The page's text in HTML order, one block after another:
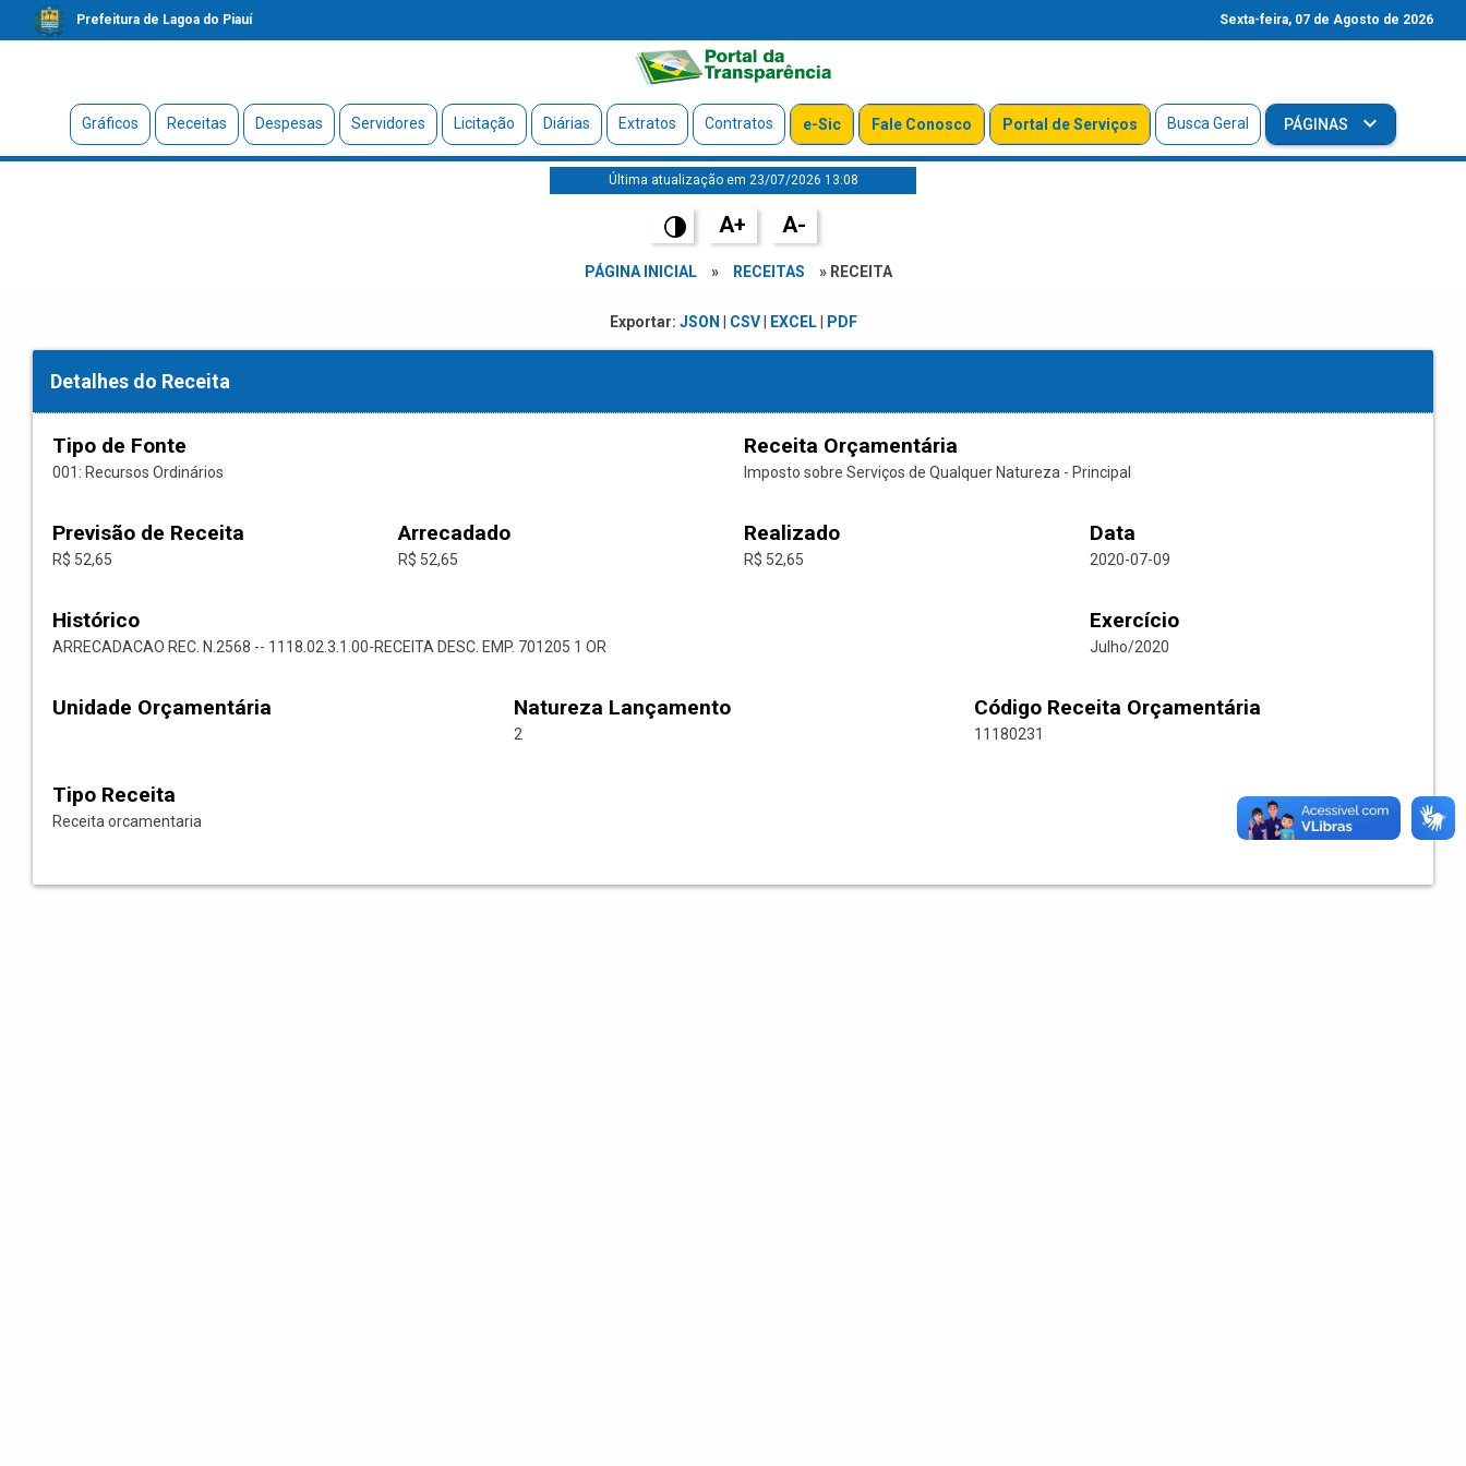
Prefeitura de Lagoa do Piauí Sexta-feira, 07 de Agosto de 2026
Gráficos Receitas Despesas Servidores Licitação Diárias Extratos Contratos e-Sic Fale Conosco Portal de Serviços Busca Geral PÁGINAS
Última atualização em 23/07/2026 13:08
A+ A-
PÁGINA INICIAL » RECEITAS » RECEITA
Exportar: JSON CSV| EXCEL| PDF
Detalhes do Receita
Tipo de Fonte
001: Recursos Ordinários
Receita Orçamentária
Imposto sobre Serviços de Qualquer Natureza - Principal
Previsão de Receita
R$ 52,65
Arrecadado
R$ 52,65
Realizado
R$ 52,65
Data
2020-07-09
Histórico
ARRECADACAO REC. N.2568 -- 1118.02.3.1.00-RECEITA DESC. EMP. 701205 1 OR
Exercício
Julho/2020
Unidade Orçamentária Natureza Lançamento
2
Código Receita Orçamentária
11180231
Tipo Receita
Receita orcamentaria